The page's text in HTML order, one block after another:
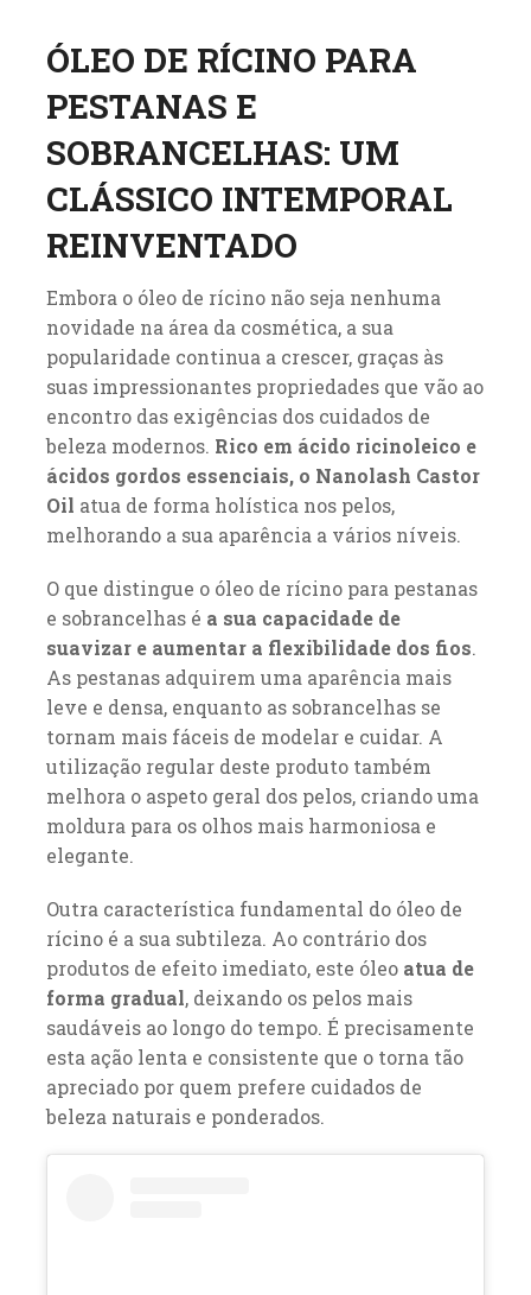
ÓLEO DE RÍCINO PARA
PESTANAS E
SOBRANCELHAS: UM
CLÁSSICO INTEMPORAL
REINVENTADO
Embora o óleo de rícino não seja nenhuma
novidade na área da cosmética, a sua
popularidade continua a crescer, graças às
suas impressionantes propriedades que vão ao
encontro das exigências dos cuidados de
beleza modernos. Rico em ácido ricinoleico e
ácidos gordos essenciais, o Nanolash Castor
Oil atua de forma holística nos pelos,
melhorando a sua aparência a vários níveis.
O que distingue o óleo de rícino para pestanas
e sobrancelhas é a sua capacidade de
suavizar e aumentar a flexibilidade dos fios.
As pestanas adquirem uma aparência mais
leve e densa, enquanto as sobrancelhas se
tornam mais fáceis de modelar e cuidar. A
utilização regular deste produto também
melhora o aspeto geral dos pelos, criando uma
moldura para os olhos mais harmoniosa e
elegante.
Outra característica fundamental do óleo de
rícino é a sua subtileza. Ao contrário dos
produtos de efeito imediato, este óleo atua de
forma gradual, deixando os pelos mais
saudáveis ao longo do tempo. É precisamente
esta ação lenta e consistente que o torna tão
apreciado por quem prefere cuidados de
beleza naturais e ponderados.